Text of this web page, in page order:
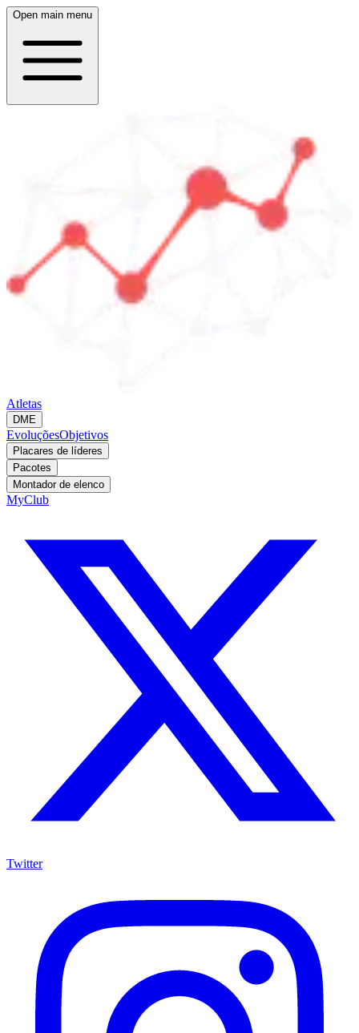
Open main menu
Atletas
DME
EvoluçõesObjetivos
Placares de líderes
Pacotes
Montador de elenco
MyClub
Twitter